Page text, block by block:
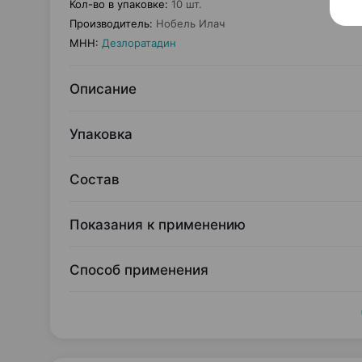
Кол-во в упаковке: 10 шт.
Производитель: Нобель Илач
МНН: Дезлоратадин
Описание
Упаковка
Состав
Показания к применению
Способ применения